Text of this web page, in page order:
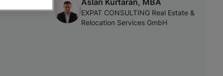
EXPAT CONSULTING Real Estate &
Relocation Services GmbH
oder Zugriff